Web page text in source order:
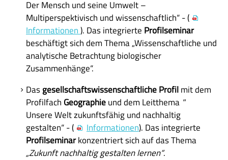
Der Mensch und seine Umwelt –
Multiperspektivisch und wissenschaftlich“ - (
Informationen). Das integrierte Profilseminar
beschäftigt sich dem Thema „Wissenschaftliche und
analytische Betrachtung biologischer
Zusammenhänge“.
Dasgesellschaftswissenschaftliche Profilmit dem
Profilfach Geographieund dem Leitthema "
Unsere Welt zukunftsfähig und nachhaltig
gestalten“ - (
Informationen). Das integrierte
Profilseminarkonzentriert sich auf das Thema
„Zukunft nachhaltig gestalten lernen“.